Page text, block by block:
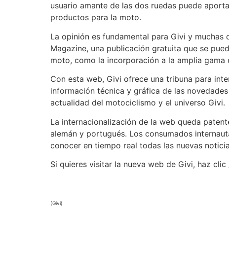
usuario amante de las dos ruedas puede
productos para la moto.
La opinión es fundamental para Givi y
Magazine, una publicación gratuita que se
moto, como la incorporación a la amplia
Con esta web, Givi ofrece una tribuna para
información técnica y gráfica de las
actualidad del motociclismo y el universo Givi.
La internacionalización de la web queda
alemán y portugués. Los consumados
conocer en tiempo real todas las nuevas
Si quieres visitar la nueva web de Givi, haz clic
(Givi)